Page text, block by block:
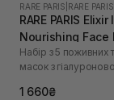
RARE PARIS
RARE PARIS
Nourishing Face
*23 мл
Набір з 5 поживних
масок з
1 660₴